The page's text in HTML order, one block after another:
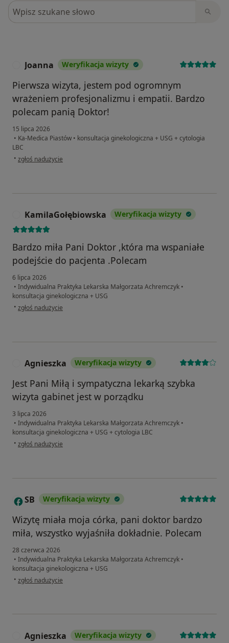
Szukaj w opiniach
Joanna Weryfikacja wizyty
Pierwsza wizyta, jestem pod ogromnym
wrażeniem profesjonalizmu i empatii. Bardzo
polecam panią Doktor!
15 lipca 2026
• Ka-Medica Piastów • konsultacja ginekologiczna + USG + cytologia
LBC
• w opinii użytkownika Joanna
zgłoś nadużycie
KamilaGołębiowska Weryfikacja wizyty
Bardzo miła Pani Doktor ,która ma wspaniałe
podejście do pacjenta .Polecam
6 lipca 2026
• Indywidualna Praktyka Lekarska Małgorzata Achremczyk •
konsultacja ginekologiczna + USG
• w opinii użytkownika KamilaGołębiowska
zgłoś nadużycie
Agnieszka Weryfikacja wizyty
Jest Pani Miłą i sympatyczna lekarką szybka
wizyta gabinet jest w porządku
3 lipca 2026
• Indywidualna Praktyka Lekarska Małgorzata Achremczyk •
konsultacja ginekologiczna + USG + cytologia LBC
• w opinii użytkownika Agnieszka
zgłoś nadużycie
S SB Weryfikacja wizyty
Wizytę miała moja córka, pani doktor bardzo
miła, wszystko wyjaśniła dokładnie. Polecam
28 czerwca 2026
• Indywidualna Praktyka Lekarska Małgorzata Achremczyk •
konsultacja ginekologiczna + USG
• w opinii użytkownika SB
zgłoś nadużycie
Agnieszka Weryfikacja wizyty